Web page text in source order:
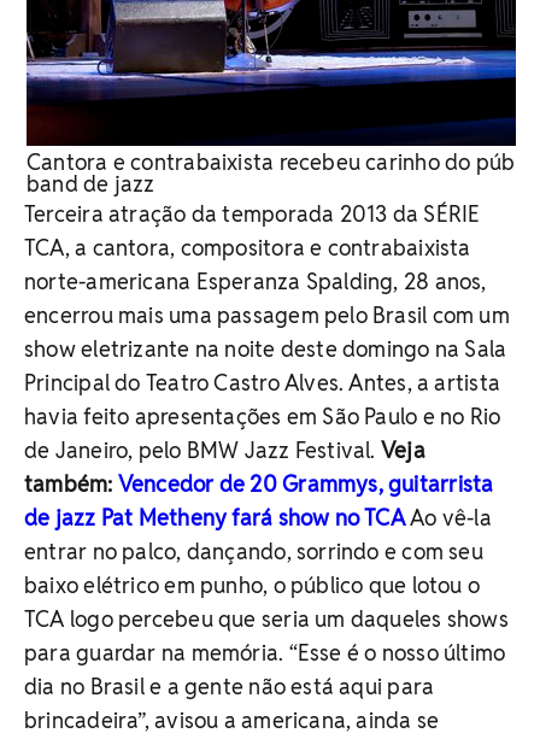
Cantora e contrabaixista recebeu carinho do
band de jazz
Terceira atração da temporada 2013 da SÉRIE
TCA, a cantora, compositora e contrabaixista
norte-americana Esperanza Spalding, 28 anos,
encerrou mais uma passagem pelo Brasil com um
show eletrizante na noite deste domingo na Sala
Principal do Teatro Castro Alves. Antes, a artista
havia feito apresentações em São Paulo e no Rio
de Janeiro, pelo BMW Jazz Festival. Veja
também: Vencedor de 20 Grammys, guitarrista
de jazz Pat Metheny fará show no TCAAo vê-la
entrar no palco, dançando, sorrindo e com seu
baixo elétrico em punho, o público que lotou o
TCA logo percebeu que seria um daqueles shows
para guardar na memória. “Esse é o nosso último
dia no Brasil e a gente não está aqui para
brincadeira”, avisou a americana, ainda se